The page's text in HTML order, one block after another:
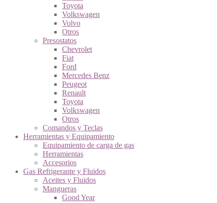
Toyota
Volkswagen
Volvo
Otros
Presostatos
Chevrolet
Fiat
Ford
Mercedes Benz
Peugeot
Renault
Toyota
Volkswagen
Otros
Comandos y Teclas
Herramientas y Equipamiento
Equipamiento de carga de gas
Herramientas
Accesorios
Gas Refrigerante y Fluidos
Aceites y Fluidos
Mangueras
Good Year